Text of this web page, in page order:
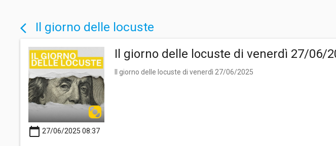
arrow_back_ios Il giorno delle locuste
Il giorno delle locuste di venerdì 27/06/
Il giorno delle locuste di venerdì 27/06/2025
calendar_today 27/06/2025 08:37